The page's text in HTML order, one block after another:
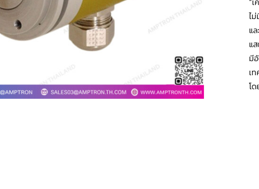
ไ
แ
แ
มี
เ
โ